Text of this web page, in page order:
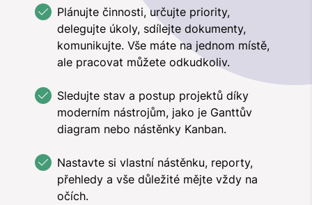
Plánujte činnosti, určujte priority,
delegujte úkoly, sdílejte dokumenty,
komunikujte. Vše máte na jednom místě,
ale pracovat můžete odkudkoliv.
Sledujte stav a postup projektů díky
moderním nástrojům, jako je Ganttův
diagram nebo nástěnky Kanban.
Nastavte si vlastní nástěnku, reporty,
přehledy a vše důležité mějte vždy na
očích.